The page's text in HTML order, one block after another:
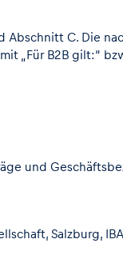
C. Die
„Für B2B gilt:“
und
Salzburg,